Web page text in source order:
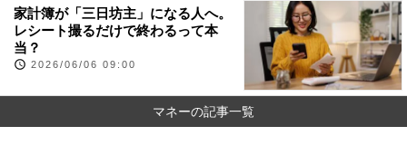
家計簿が「三日坊主」になる人へ。
レシート撮るだけで終わるって本
当？
2026/06/06 09:00
マネーの記事一覧